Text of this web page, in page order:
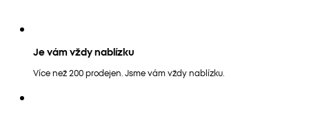
Je vám vždy nablízku
Více než 200 prodejen. Jsme vám vždy nablízku.